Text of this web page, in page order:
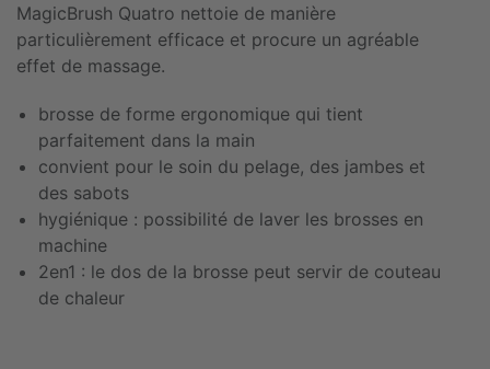
MagicBrush Quatro nettoie de manière
particulièrement efficace et procure un agréable
effet de massage.
brosse de forme ergonomique qui tient
parfaitement dans la main
convient pour le soin du pelage, des jambes et
des sabots
hygiénique : possibilité de laver les brosses en
machine
2en1 : le dos de la brosse peut servir de couteau
de chaleur